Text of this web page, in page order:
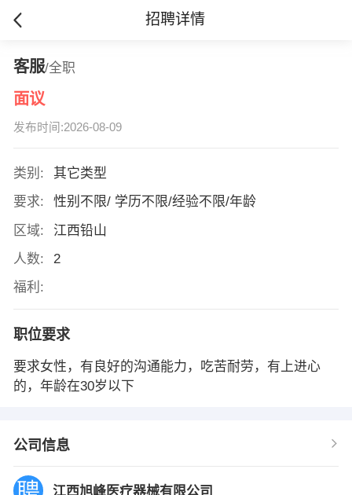
招聘详情
客服/全职
面议
发布时间:2026-08-09
类别:
其它类型
要求:
性别不限/ 学历不限/经验不限/年龄
区域:
江西铅山
人数:
2
福利:
职位要求
要求女性，有良好的沟通能力，吃苦耐劳，有上进心
的，年龄在30岁以下
公司信息
江西旭峰医疗器械有限公司